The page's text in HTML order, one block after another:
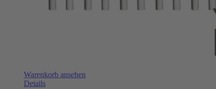
Warenkorb ansehen
Details